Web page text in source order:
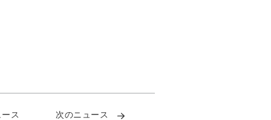
ス 次のニュース